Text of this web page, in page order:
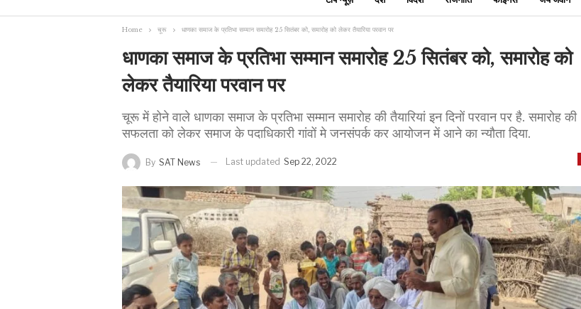
Home चूरू धाणका समाज के प्रतिभा सम्मान समारोह 25 सितंबर को, समारोह को लेकर तैयारिया परवान पर
धाणका समाज के प्रतिभा सम्मान समारोह 25 सितंबर को, समारोह को
लेकर तैयारिया परवान पर
चूरू में होने वाले धाणका समाज के प्रतिभा सम्मान समारोह की तैयारियां इन दिनों परवान पर है. समारोह की
सफलता को लेकर समाज के पदाधिकारी गांवों मे जनसंपर्क कर आयोजन में आने का न्यौता दिया.
By SAT News Last updated Sep 22, 2022